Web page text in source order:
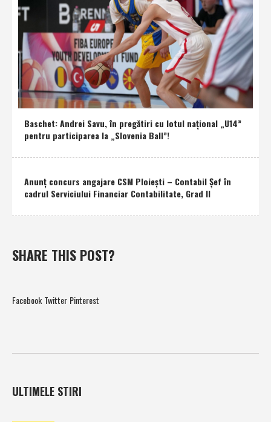
Baschet: Andrei Savu, în pregătiri cu lotul naţional „U14”
pentru participarea la „Slovenia Ball”!
Anunţ concurs angajare CSM Ploieşti – Contabil Şef în
cadrul Serviciului Financiar Contabilitate, Grad II
SHARE THIS POST?
Facebook Twitter Pinterest
ULTIMELE STIRI